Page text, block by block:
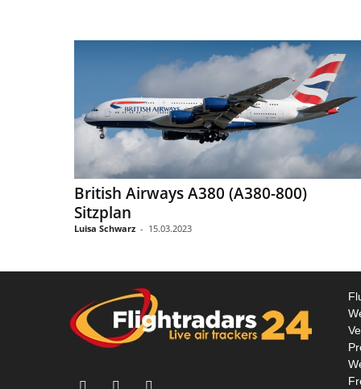
2
4
British Airways A380 (A380-800)
Sitzplan
Luisa Schwarz - 15.03.2023